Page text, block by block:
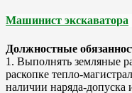
Машинист экскаватора
Должностные
1. Выполнять земляные
раскопке тепло-
наличии наряда-допуска